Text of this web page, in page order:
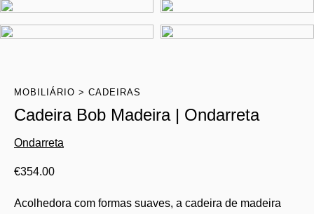
MOBILIÁRIO CADEIRAS
Cadeira Bob Madeira | Ondarreta
Ondarreta
€354.00
Acolhedora com formas suaves, a cadeira de madeira